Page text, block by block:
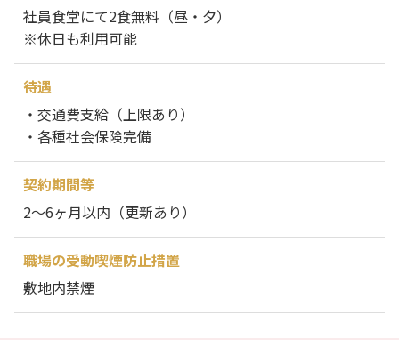
社員食堂にて2食無料（昼・夕）
※休日も利用可能
待遇
・交通費支給（上限あり）
・各種社会保険完備
契約期間等
2～6ヶ月以内（更新あり）
職場の受動喫煙防止措置
敷地内禁煙